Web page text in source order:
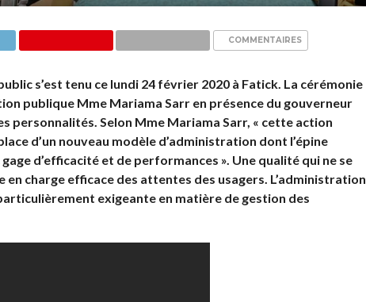
COMMENTAIRES
s’est tenu ce lundi 24 février 2020 à Fatick. La cérémonie
publique Mme Mariama Sarr en présence du gouverneur
personnalités. Selon Mme Mariama Sarr, « cette action
d’un nouveau modèle d’administration dont l’épine
d’efficacité et de performances ». Une qualité qui ne se
en charge efficace des attentes des usagers. L’administration
exigeante en matière de gestion des